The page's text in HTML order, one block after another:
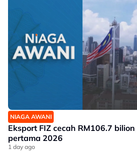
NIAGA AWANI
Eksport FIZ cecah RM106.7
pertama 2026
1 day ago